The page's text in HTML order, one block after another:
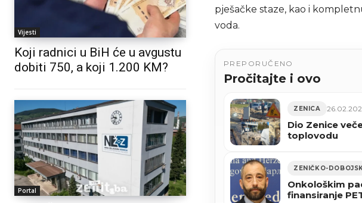
Vijesti
Koji radnici u BiH će u avgustu
dobiti 750, a koji 1.200 KM?
Portal
pješačke staze, kao i
voda.
PREPORUČENO
Pročitajte i ovo
ZENICA
Dio Zenice
toplovodu
ZENIČKO-
Onkološkim
finansiranje